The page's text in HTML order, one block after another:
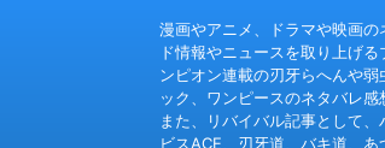
漫画やアニメ、ドラマや映画
ド情報やニュースを取り上げ
ンピオン連載の刃牙らへんや
ック、ワンピースのネタバレ
また、リバイバル記事として
ビスACE、刃牙道、バキ道、